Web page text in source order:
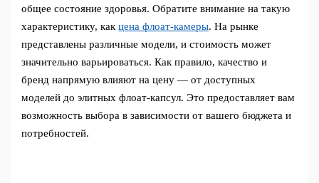
общее состояние здоровья. Обратите внимание на такую
характеристику, какцена флоат-камеры. На рынке
представлены различные модели, и стоимость может
значительно варьироваться. Как правило, качество и
бренд напрямую влияют на цену — от доступных
моделей до элитных флоат-капсул. Это предоставляет вам
возможность выбора в зависимости от вашего бюджета и
потребностей.